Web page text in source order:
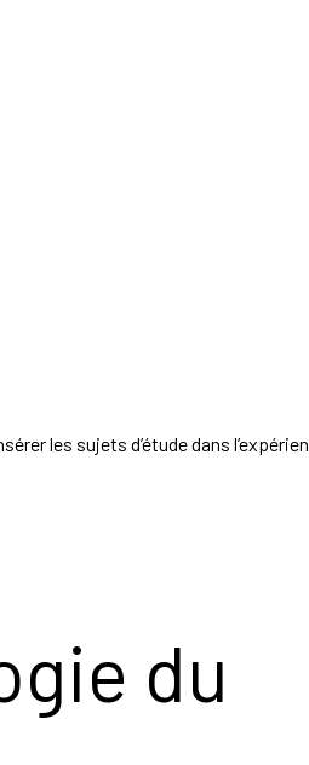
les sujets d’étude dans
du